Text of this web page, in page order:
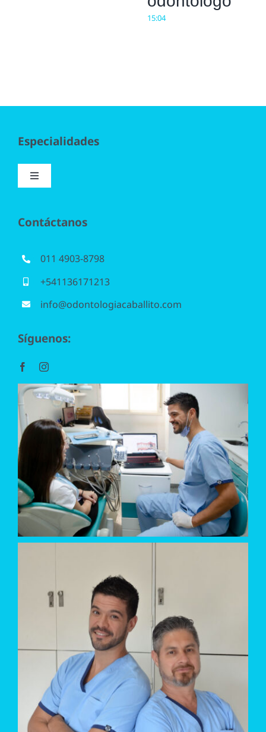
15:04
Especialidades
Toggle
Periodoncia
Ortodoncia
Endodoncia
Contáctanos
011 4903-8798
+541136171213
info@odontologiacaballito.com
Síguenos: